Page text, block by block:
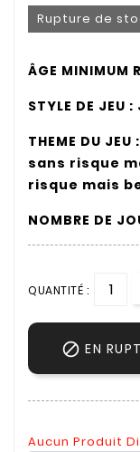
Rupture de
ÂGE MINIMUM
STYLE DE JEU :
THEME DU JEU :
sans risque
risque mais
NOMBRE DE
QUANTITÉ :
 EN
Aucun Produit